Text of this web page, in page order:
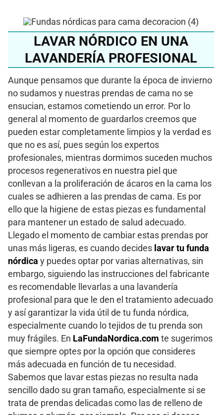
LAVAR NÓRDICO EN UNA
LAVANDERÍA PROFESIONAL
Aunque pensamos que durante la época de invierno
no sudamos y nuestras prendas de cama no se
ensucian, estamos cometiendo un error. Por lo
general al momento de guardarlos creemos que
pueden estar completamente limpios y la verdad es
que no es así, pues según los expertos
profesionales, mientras dormimos suceden muchos
procesos regenerativos en nuestra piel que
conllevan a la proliferación de ácaros en la cama los
cuales se adhieren a las prendas de cama. Es por
ello que la higiene de estas piezas es fundamental
para mantener un estado de salud adecuado.
Llegado el momento de cambiar estas prendas por
unas más ligeras, es cuando decides lavar tu funda
nórdica y puedes optar por varias alternativas, sin
embargo, siguiendo las instrucciones del fabricante
es recomendable llevarlas a una lavandería
profesional para que le den el tratamiento adecuado
y así garantizar la vida útil de tu funda nórdica,
especialmente cuando lo tejidos de tu prenda son
muy frágiles. En LaFundaNordica.com te sugerimos
que siempre optes por la opción que consideres
más adecuada en función de tu necesidad.
Sabemos que lavar estas piezas no resulta nada
sencillo dado su gran tamaño, especialmente si se
trata de prendas delicadas como las de relleno de